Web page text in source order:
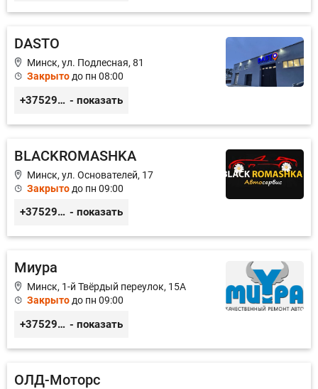
DASTO
Минск, ул. Подлесная, 81
Закрыто до пн 08:00
+375296606560 - показать
BLACKROMASHKA
Минск, ул. Основателей, 17
Закрыто до пн 09:00
+375296651188 - показать
Миура
Минск, 1-й Твёрдый переулок, 15А
Закрыто до пн 09:00
+375296691144 - показать
ОЛД-Моторс